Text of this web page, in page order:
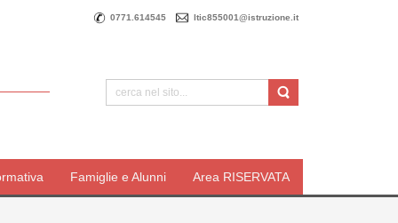
0771.614545 ltic855001@istruzione.it
Famiglie e Alunni Area RISERVATA